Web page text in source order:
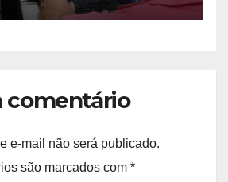
comentário
e-mail não será publicado.
são marcados com *